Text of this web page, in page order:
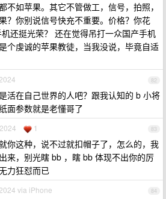
不如苹果。其它不管做工，信号，拍照，
？你别说信号快充不重要。价格？你花
还挺光荣？ 还在觉得吊打一众国产手机
个虔诚的苹果教徒，当我没说，毕竟自适
82
活在自己世界的人吧？跟我认知的 b 小将
面参数就是老懂哥了
83
1
你这种，说不过就扣帽子了，怎么的，我
来，别光瞎 bb ，瞎 bb 体现不出你的厉
力狂怼而已
84
via iPhone